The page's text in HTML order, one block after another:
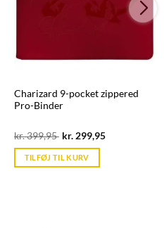
Charizard 9-pocket zippered
Pro-Binder
kr.399,95 Original
was:
kr. 399,95.
kr.299,95Current
TILFØJ TIL KURV